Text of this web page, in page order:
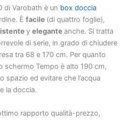
di Varobath è un box doccia
È facile (di quattro foglie),
y elegante anche. Si tratta
di serie, in grado di chiudere
tra 68 e 170 cm. Per quanto
schermo Tempo è alto 190 cm,
spazio ed evitare che l’acqua
la doccia.
rapporto qualità-prezzo,